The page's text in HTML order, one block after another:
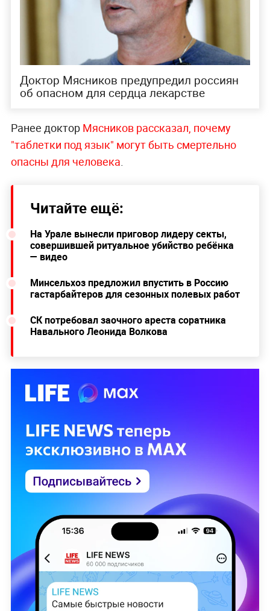
Доктор Мясников предупредил россиян
об опасном для сердца лекарстве
Ранее доктор Мясников рассказал, почему
"таблетки под язык" могут быть смертельно
опасны для человека.
Читайте ещё:
На Урале вынесли приговор лидеру секты,
совершившей ритуальное убийство ребёнка
— видео
Минсельхоз предложил впустить в Россию
гастарбайтеров для сезонных полевых работ
СК потребовал заочного ареста соратника
Навального Леонида Волкова